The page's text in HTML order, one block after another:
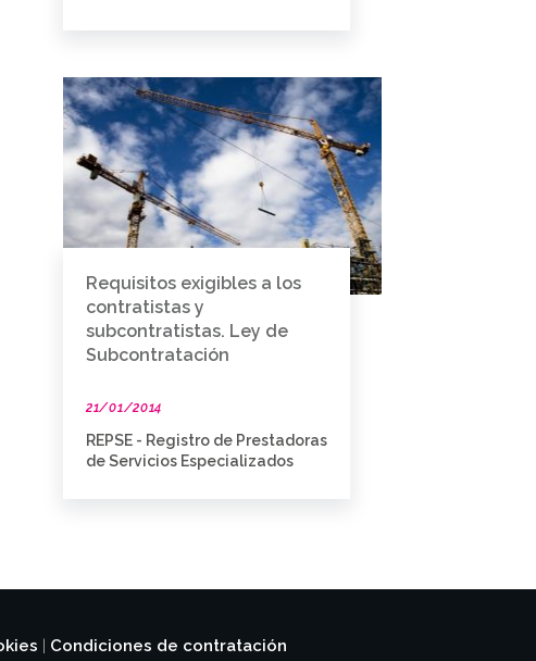
Requisitos exigibles a los
contratistas y
subcontratistas. Ley de
Subcontratación
21/01/2014
REPSE - Registro de Prestadoras
de Servicios Especializados
Condiciones de contratación